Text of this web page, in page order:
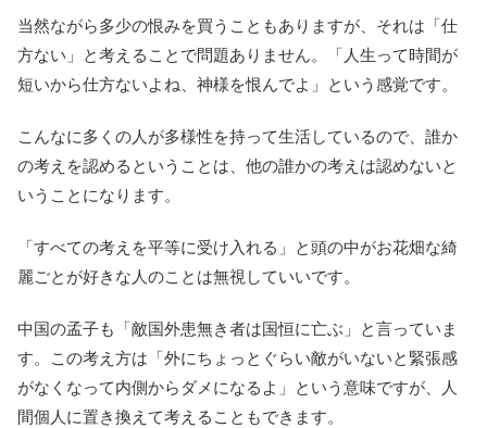
当然ながら多少の恨みを買うこともありますが、それは「仕
方ない」と考えることで問題ありません。「人生って時間が
短いから仕方ないよね、神様を恨んでよ」という感覚です。
こんなに多くの人が多様性を持って生活しているので、誰か
の考えを認めるということは、他の誰かの考えは認めないと
いうことになります。
「すべての考えを平等に受け入れる」と頭の中がお花畑な綺
麗ごとが好きな人のことは無視していいです。
中国の孟子も「敵国外患無き者は国恒に亡ぶ」と言っていま
す。この考え方は「外にちょっとぐらい敵がいないと緊張感
がなくなって内側からダメになるよ」という意味ですが、人
間個人に置き換えて考えることもできます。